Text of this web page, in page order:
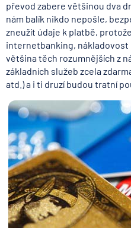
převod zabere většinou dva
nám balík nikdo nepošle,
zneužít údaje k platbě,
internetbanking,
většina těch rozumnějších z
základních služeb zcela
atd.) a i ti druzí budou tratní